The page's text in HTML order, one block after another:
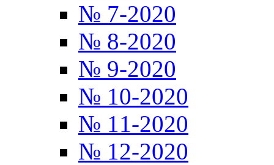
№ 7-2020
№ 8-2020
№ 9-2020
№ 10-2020
№ 11-2020
№ 12-2020